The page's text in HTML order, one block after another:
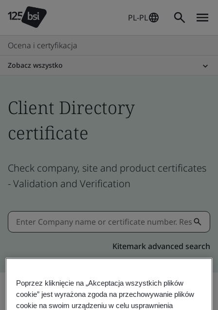
PL-PL
Ocena i certyfikacja
Zobacz wszystko
Client Directory
certificate
Check company, site and product certificates
- Validation and Verification
Kitemark advanced search
Poprzez kliknięcie na „Akceptacja wszystkich plików
cookie” jest wyrażona zgoda na przechowywanie plików
cookie na swoim urządzeniu w celu usprawnienia